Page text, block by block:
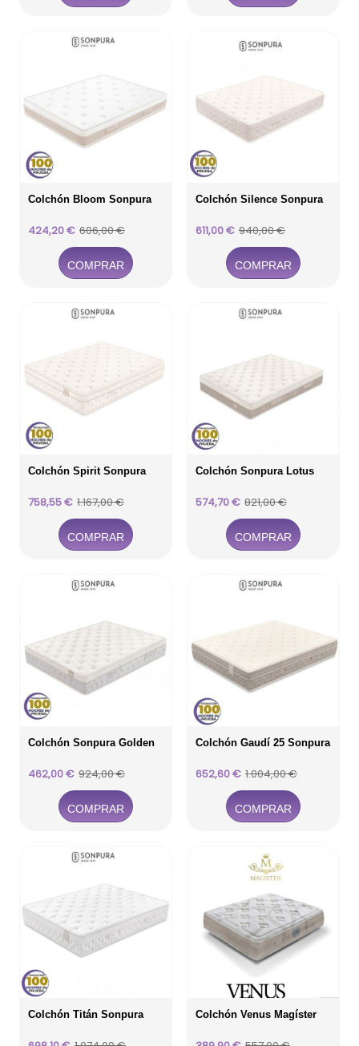
Colchón Bloom Sonpura
Precio
424,20 €Precio
base
606,00 €
COMPRAR
Colchón Silence Sonpura
Precio
611,00 €Precio
base
940,00 €
COMPRAR
Colchón Spirit Sonpura
Precio
758,55 €Precio
base
1.167,00 €
COMPRAR
Colchón Sonpura Lotus
Precio
574,70 €Precio
base
821,00 €
COMPRAR
Colchón Sonpura Golden
Precio
462,00 €Precio
base
924,00 €
COMPRAR
Colchón Gaudí 25 Sonpura
Precio
652,60 €Precio
base
1.004,00 €
COMPRAR
Colchón Titán Sonpura Colchón Venus Magíster